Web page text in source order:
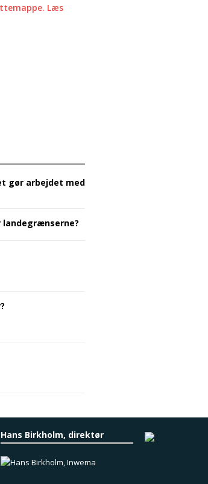
Læs
gør arbejdet med
landegrænserne?
Hans Birkholm, direktør